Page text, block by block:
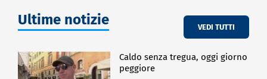
Ultime notizie VEDI TUTTI
Caldo senza tregua, oggi giorno
peggiore